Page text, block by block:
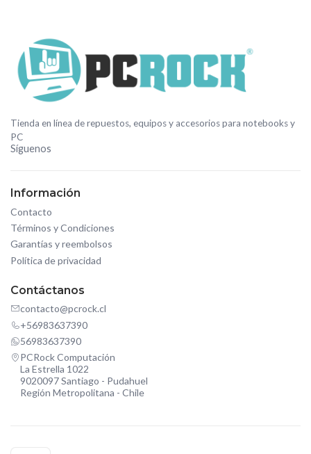
Tienda en línea de repuestos, equipos y accesorios para notebooks y
PC
Síguenos
Información
Contacto
Términos y Condiciones
Garantías y reembolsos
Política de privacidad
Contáctanos
contacto@pcrock.cl
+56983637390
56983637390
PCRock Computación
La Estrella 1022
9020097 Santiago - Pudahuel
Región Metropolitana - Chile